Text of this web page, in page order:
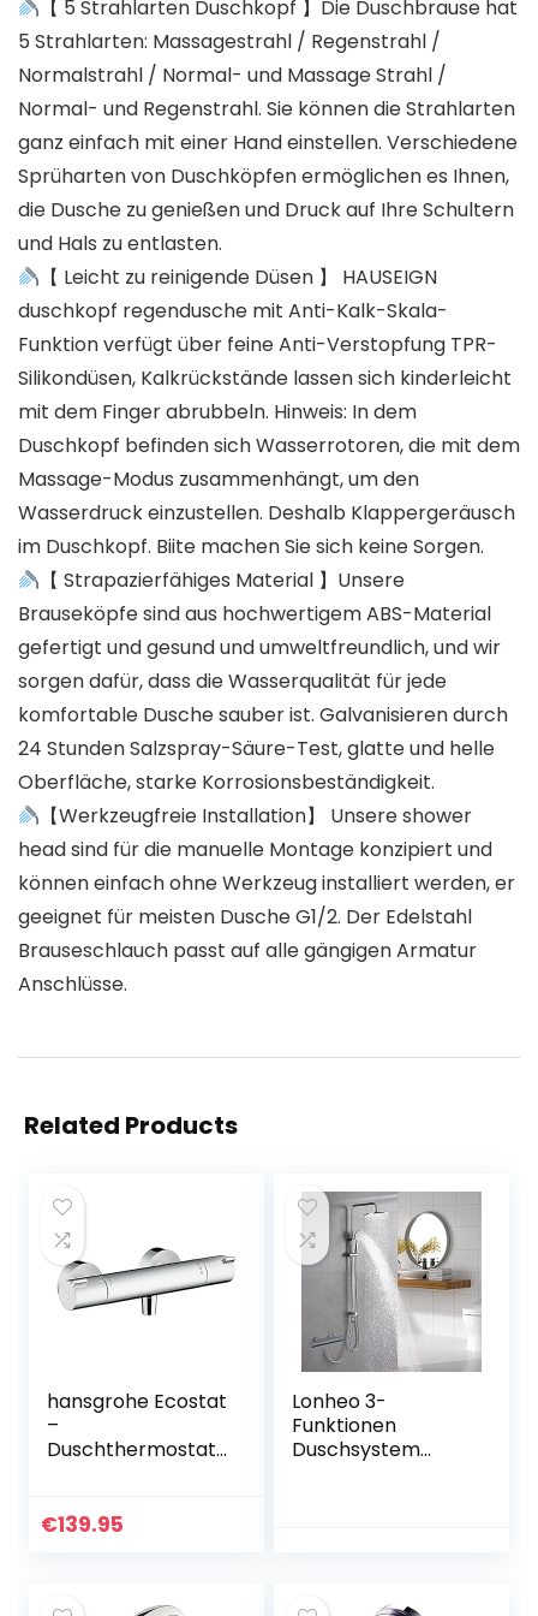
【 5 Strahlarten Duschkopf 】Die Duschbrause hat
5 Strahlarten: Massagestrahl / Regenstrahl /
Normalstrahl / Normal- und Massage Strahl /
Normal- und Regenstrahl. Sie können die Strahlarten
ganz einfach mit einer Hand einstellen. Verschiedene
Sprüharten von Duschköpfen ermöglichen es Ihnen,
die Dusche zu genießen und Druck auf Ihre Schultern
und Hals zu entlasten.
【 Leicht zu reinigende Düsen 】 HAUSEIGN
duschkopf regendusche mit Anti-Kalk-Skala-
Funktion verfügt über feine Anti-Verstopfung TPR-
Silikondüsen, Kalkrückstände lassen sich kinderleicht
mit dem Finger abrubbeln. Hinweis: In dem
Duschkopf befinden sich Wasserrotoren, die mit dem
Massage-Modus zusammenhängt, um den
Wasserdruck einzustellen. Deshalb Klappergeräusch
im Duschkopf. Biite machen Sie sich keine Sorgen.
【 Strapazierfähiges Material 】Unsere
Brauseköpfe sind aus hochwertigem ABS-Material
gefertigt und gesund und umweltfreundlich, und wir
sorgen dafür, dass die Wasserqualität für jede
komfortable Dusche sauber ist. Galvanisieren durch
24 Stunden Salzspray-Säure-Test, glatte und helle
Oberfläche, starke Korrosionsbeständigkeit.
【Werkzeugfreie Installation】 Unsere shower
head sind für die manuelle Montage konzipiert und
können einfach ohne Werkzeug installiert werden, er
geeignet für meisten Dusche G1/2. Der Edelstahl
Brauseschlauch passt auf alle gängigen Armatur
Anschlüsse.
Related Products
hansgrohe Ecostat
–
Duschthermostat
Sicherheitssperre
€139.95
Lonheo 3-
Funktionen
Duschsystem